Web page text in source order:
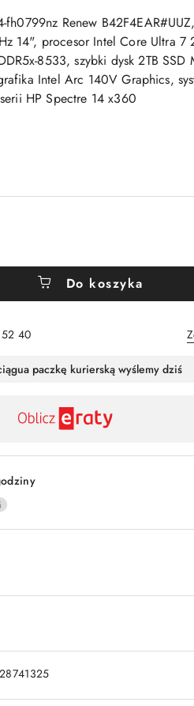
Renew
14", procesor Intel Core Ultra 7
8533, szybki dysk 2TB
Intel Arc 140V Graphics,
HP Spectre 14 x360
Do koszyka
40
a paczkę kurierską wyślemy dziś